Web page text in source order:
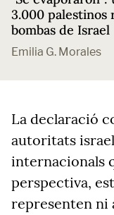
3.000 palestinos
bombas de Israel
Emilia G. Morales
La declaració
autoritats
internacionals
perspectiva,
representen ni